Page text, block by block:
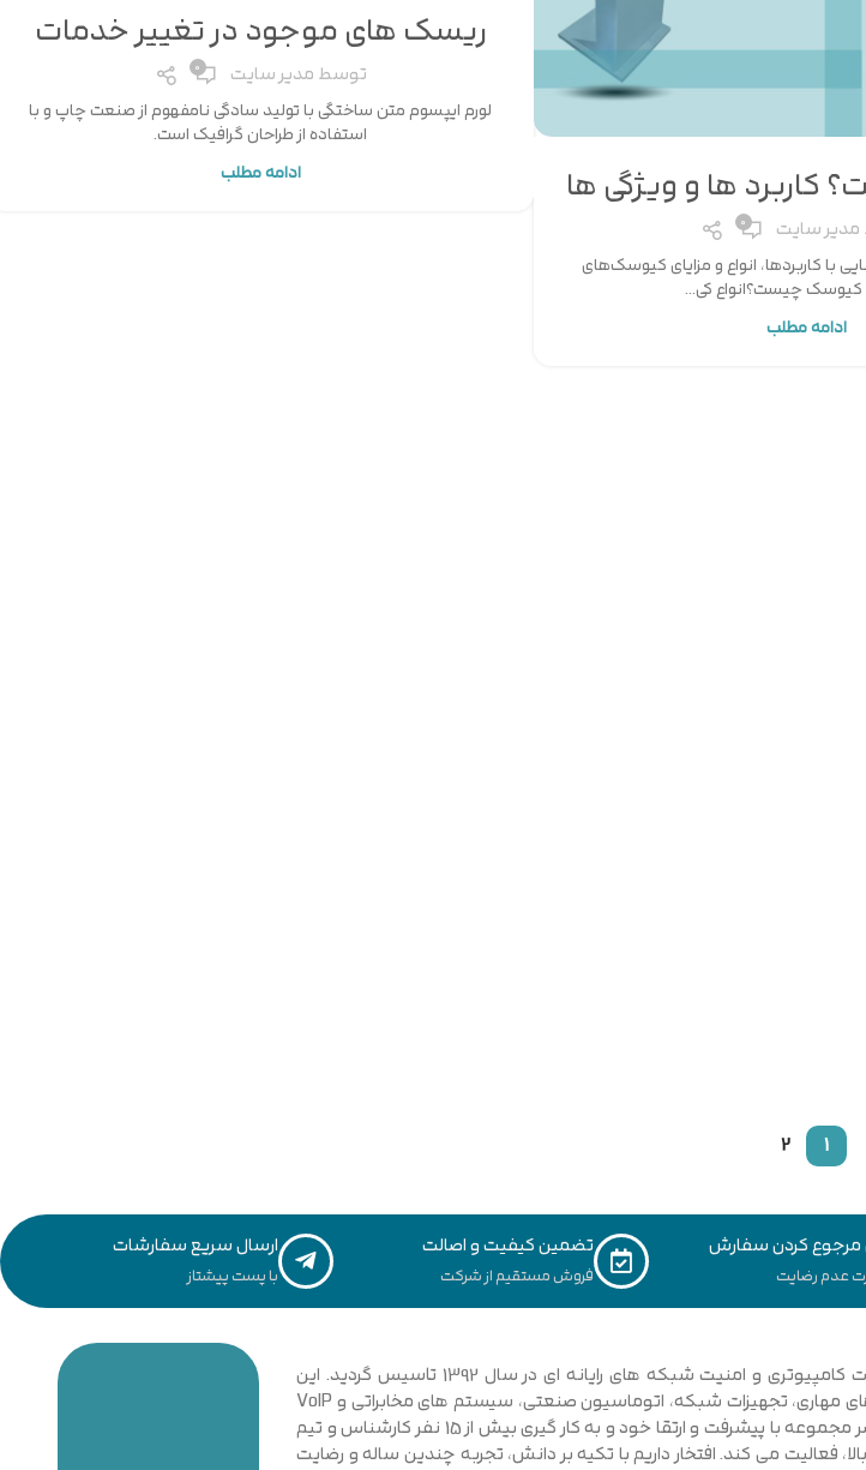
ها و ویژگی ها
مدیر سایت 0
کاربردها، انواع و مزایای کیوسک‌های
چیست؟انواع کی...
ادامه مطلب
ریسک های موجود در تغییر خدمات
توسطمدیر سایت 0
لورم ایپسوم متن ساختگی با تولید سادگی نامفهوم از صنعت چاپ و با
استفاده از طراحان گرافیک است.
ادامه مطلب
1
2
مرجوع کردن سفارش
عدم رضایت
تضمین کیفیت و اصالت
فروش مستقیم از شرکت
ارسال سریع سفارشات
با پست پیشتاز
مجموعه فنی و مهندسی توسعه ارتباطات نیشابور با نگاهی نوین و تخصصی به دانش ارتباطات کامپیوتری و امنیت شبکه های رایانه ای در سال 1392 تاسیس گردید. این
مجموعه با فعالیت در زمینه فناوری اطلاعات، شبکه های کامپیوتری، بی سیم، فیبر نوری و دکل های مهاری، تجهیزات شبکه، اتوماسیون صنعتی، سیستم های مخابراتی و VoIP
گامی موثر در جهت خدمت رسانی به شرکت ها، سازمان ها دولتی و خصوصی برداشت. در حال حاضر مجموعه با پیشرفت و ارتقا خود و به کار گیری بیش از 15 نفر کارشناس و تیم
فعالیت می کند. افتخار داریم با تکیه بر دانش، تجربه چندین ساله و رضایت